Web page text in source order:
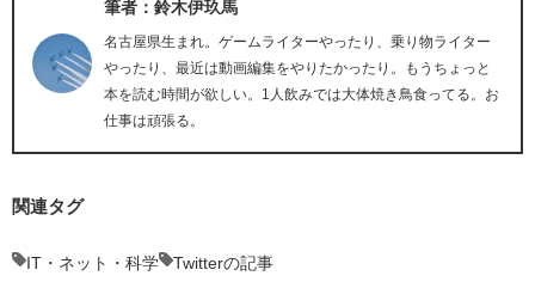
筆者：鈴木伊玖馬
名古屋県生まれ。ゲームライターやったり、乗り物ライター
やったり、最近は動画編集をやりたかったり。もうちょっと
本を読む時間が欲しい。1人飲みでは大体焼き鳥食ってる。お
仕事は頑張る。
関連タグ
IT・ネット・科学 Twitterの記事